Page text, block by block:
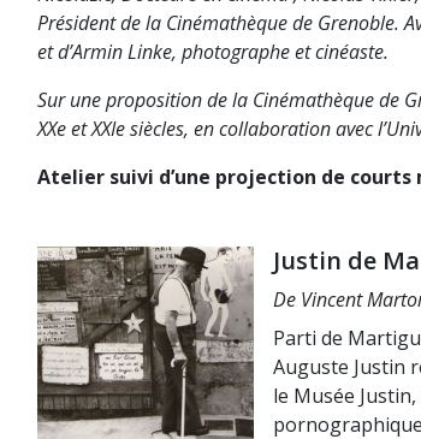
Président de la Cinémathèque de Grenoble.
et d’Armin Linke, photographe et cinéaste.
Sur une proposition de la Cinémathèque de
XXe et XXIe siècles, en collaboration avec
Atelier suivi d’une projection de courts
Justin de
De Vincent
Parti de
Auguste Justin
le Musée